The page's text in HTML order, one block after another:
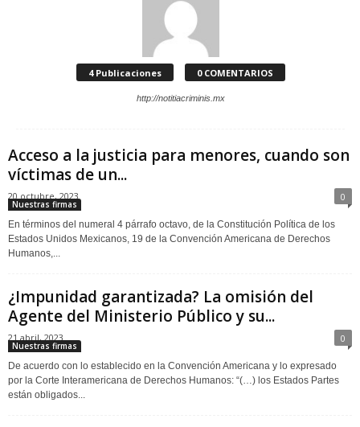
4 Publicaciones 0 COMENTARIOS
http://notitiacriminis.mx
Acceso a la justicia para menores, cuando son
víctimas de un...
20 octubre, 2023 0
Nuestras firmas
En términos del numeral 4 párrafo octavo, de la Constitución Política de los
Estados Unidos Mexicanos, 19 de la Convención Americana de Derechos
Humanos,...
¿Impunidad garantizada? La omisión del
Agente del Ministerio Público y su...
21 abril, 2023 0
Nuestras firmas
De acuerdo con lo establecido en la Convención Americana y lo expresado
por la Corte Interamericana de Derechos Humanos: “(…) los Estados Partes
están obligados...